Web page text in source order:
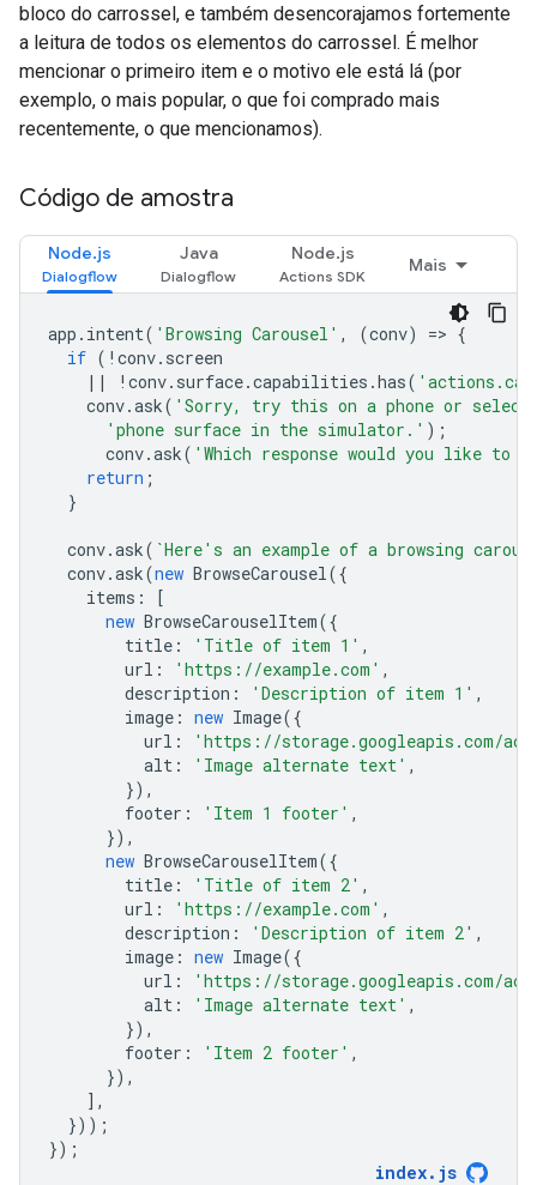
bloco do carrossel, e também desencorajamos fortemente
a leitura de todos os elementos do carrossel. É melhor
mencionar o primeiro item e o motivo ele está lá (por
exemplo, o mais popular, o que foi comprado mais
recentemente, o que mencionamos).
Código de amostra
Node.js Java Node.js
Mais
app . intent( 'Browsing Carousel' , (conv) => {
if ( ! conv. screen
||
! conv. surface.capabilities .has(
conv.ask( 'Sorry, try this on a phone or
'phone surface in the simulator.' );
conv.ask( 'Which response would you like to
return ;
}
conv.ask( `Here's an example of a browsing
conv.ask(new BrowseCarousel({
items :
[
new BrowseCarouselItem({
title : 'Title of item 1' ,
url : 'https://example.com' ,
description : 'Description of item 1' ,
image : new Image({
url :
'https://storage.googleapis.com/
alt : 'Image alternate text' ,
}),
footer : 'Item 1 footer' ,
}),
new BrowseCarouselItem({
title : 'Title of item 2' ,
url : 'https://example.com' ,
description : 'Description of item 2' ,
image : new Image({
url :
'https://storage.googleapis.com/
alt : 'Image alternate text' ,
}),
footer : 'Item 2 footer' ,
}),
],
}));
});
index. js